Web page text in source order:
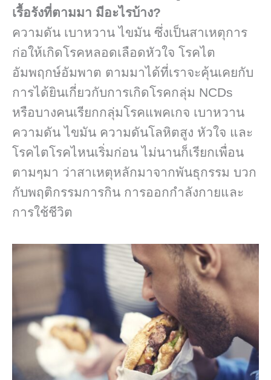
เรื้อรังที่ตามมา มีอะไรบ้าง?
ความดัน เบาหวาน ไขมัน ซึ่งเป็นสาเหตุการ
ก่อให้เกิดโรคหลอดเลือดหัวใจ โรคไต
อัมพฤกษ์อัมพาต ตามมาได้ที่เราจะคุ้นเคยกับ
การได้ยินเกี่ยวกับการเกิดโรคกลุ่ม NCDs
หรือบางคนเรียกกลุ่มโรคแพคเกจ เบาหวาน
ความดัน ไขมัน ความดันโลหิตสูง หัวใจ และ
โรคไตโรคไหนเริ่มก่อน ไม่นานก็เรียกเพื่อน
ตามๆมา ว่าสาเหตุหลักมาจากพันธุกรรม บวก
กับพฤติกรรมการกิน การออกกำลังกายและ
การใช้ชีวิต